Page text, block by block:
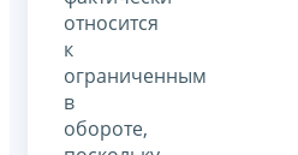
относится
к
ограниченным
в
обороте,